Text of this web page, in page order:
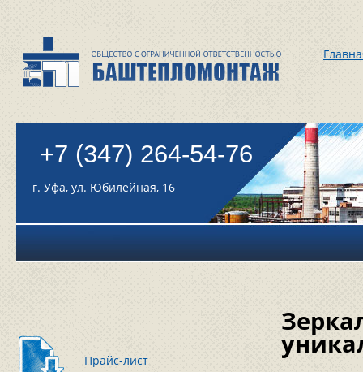
+7 (347) 264-54-76
г. Уфа, ул. Юбилейная, 16
Прайс-лист